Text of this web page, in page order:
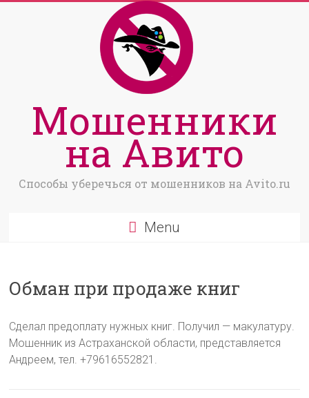
Мошенники
на Авито
Способы уберечься от мошенников на Avito.ru
Menu
Обман при продаже книг
Сделал предоплату нужных книг. Получил — макулатуру.
Мошенник из Астраханской области, представляется
Андреем, тел. +79616552821.